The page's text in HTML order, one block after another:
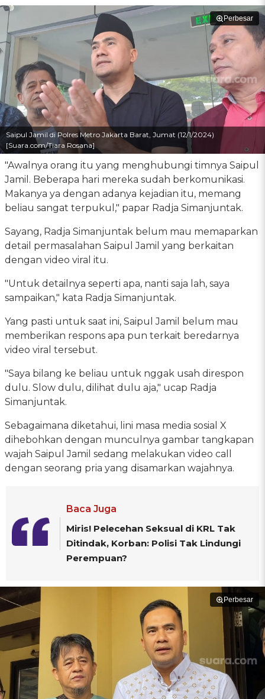
Perbesar
Saipul Jamil di Polres Metro Jakarta Barat, Jumat (12/1/2024)
[Suara.com/Tiara Rosana]
"Awalnya orang itu yang menghubungi timnya Saipul
Jamil. Beberapa hari mereka sudah berkomunikasi.
Makanya ya dengan adanya kejadian itu, memang
beliau sangat terpukul," papar Radja Simanjuntak.
Sayang, Radja Simanjuntak belum mau memaparkan
detail permasalahan Saipul Jamil yang berkaitan
dengan video viral itu.
"Untuk detailnya seperti apa, nanti saja lah, saya
sampaikan," kata Radja Simanjuntak.
Yang pasti untuk saat ini, Saipul Jamil belum mau
memberikan respons apa pun terkait beredarnya
video viral tersebut.
"Saya bilang ke beliau untuk nggak usah direspon
dulu. Slow dulu, dilihat dulu aja," ucap Radja
Simanjuntak.
Sebagaimana diketahui, lini masa media sosial X
dihebohkan dengan munculnya gambar tangkapan
wajah Saipul Jamil sedang melakukan video call
dengan seorang pria yang disamarkan wajahnya.
Baca Juga
Miris! Pelecehan Seksual di KRL Tak
Ditindak, Korban: Polisi Tak Lindungi
Perempuan?
Perbesar